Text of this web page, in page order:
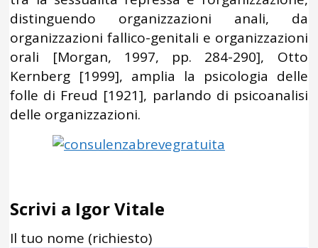
distinguendo organizzazioni anali, da
organizzazioni fallico-genitali e organizzazioni
orali [Morgan, 1997, pp. 284-290], Otto
Kernberg [1999], amplia la psicologia delle
folle di Freud [1921], parlando di psicoanalisi
delle organizzazioni.
Scrivi a Igor Vitale
Il tuo nome (richiesto)